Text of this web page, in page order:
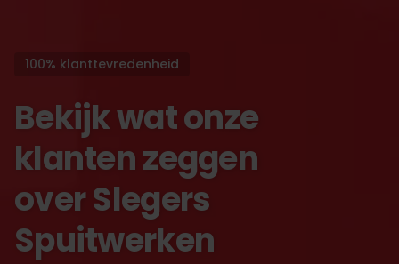
100% klanttevredenheid
Bekijk wat onze
klanten zeggen
over Slegers
Spuitwerken